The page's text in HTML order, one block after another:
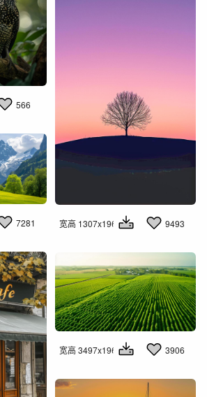
566
宽高 1307x1960 9493
7281
宽高 3497x1960 3906